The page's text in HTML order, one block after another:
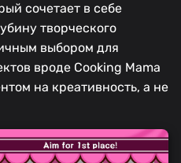
сочетает в себе
творческого
выбором для
вроде Cooking Mama
на креативность, а не